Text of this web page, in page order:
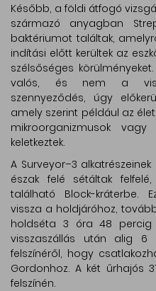
Később, a földi átfogó
származó anyagban
baktériumot találtak,
indítási előtt kerültek az
szélsőséges
valós, és nem a
szennyeződés, úgy
amely szerint például az
mikroorganizmusok
keletkeztek.
A Surveyor–3
észak felé sétáltak
található Block-kráterbe.
vissza a holdjáróhoz,
holdséta 3 óra 48
visszaszállás után alig 6
felszínéről, hogy
Gordonhoz. A két űrhajós
felszínén.